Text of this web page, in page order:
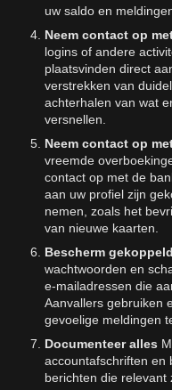
uw saldo en
Neem contact op
logins of andere
plaatsvinden direct
verstrekken van
achterhalen van wat
versnellen.
Neem contact op
vreemde
contact op met de
aan uw profiel zijn
nemen, zoals het
van nieuwe kaarten.
Bescherm
wachtwoorden en
e-mailadressen die
Aanvallers gebruiken
gevoelige meldingen
Documenteer alles
accountafschriften en
berichten die relevant